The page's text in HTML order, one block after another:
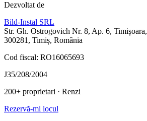
Dezvoltat de
Bild-Instal SRL
Str. Gh. Ostrogovich Nr. 8, Ap. 6, Timișoara,
300281, Timiș, România
Cod fiscal: RO16065693
J35/208/2004
200+ proprietari · Renzi
Rezervă-mi locul